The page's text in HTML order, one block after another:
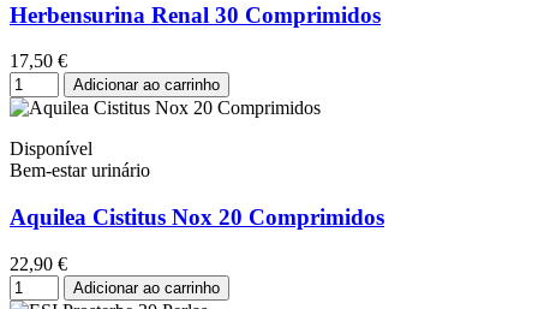
Herbensurina Renal 30 Comprimidos
17,50 €
Adicionar ao carrinho
Disponível
Bem-estar urinário
Aquilea Cistitus Nox 20 Comprimidos
22,90 €
Adicionar ao carrinho